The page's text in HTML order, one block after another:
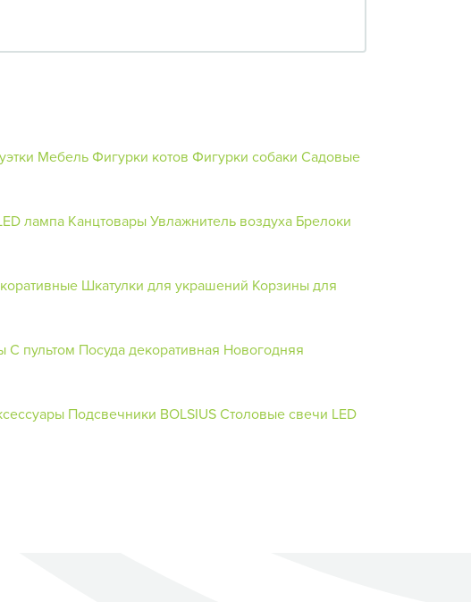
МебельФигурки котов Фигурки собаки Садовые
лампа КанцтоварыУвлажнитель воздуха Брелоки
Шкатулки для украшений Корзины для
С пультом Посуда декоративная Новогодняя
Подсвечники BOLSIUSСтоловые свечи LED